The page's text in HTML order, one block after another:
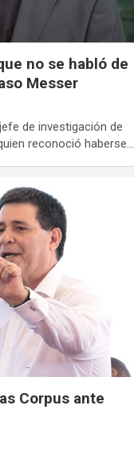
no se habló de
Messer
de investigación de
reconoció haberse…
Corpus ante